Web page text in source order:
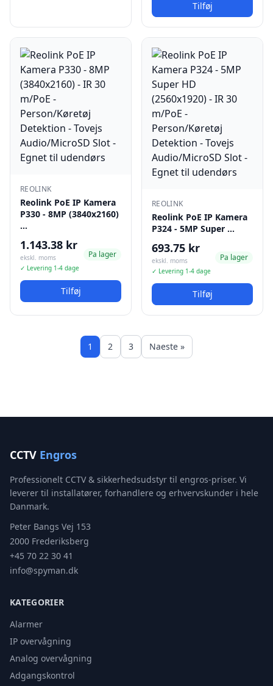
Tilføj
REOLINK
Reolink PoE IP Kamera
P330 - 8MP (3840x2160)
…
1.143.38 kr
ekskl. moms
✓ Levering 1-4 dage
Pa lager
Tilføj
REOLINK
Reolink PoE IP Kamera
P324 - 5MP Super …
693.75 kr
ekskl. moms
✓ Levering 1-4 dage
Pa lager
Tilføj
1 2 3 Naeste »
CCTV Engros
Professionelt CCTV & sikkerhedsudstyr til engros-priser. Vi
leverer til installatører, forhandlere og erhvervskunder i hele
Danmark.
Peter Bangs Vej 153
2000 Frederiksberg
+45 70 22 30 41
info@spyman.dk
KATEGORIER
Alarmer
IP overvågning
Analog overvågning
Adgangskontrol